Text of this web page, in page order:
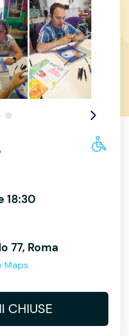
18:30
77, Roma
Maps
CHIUSE